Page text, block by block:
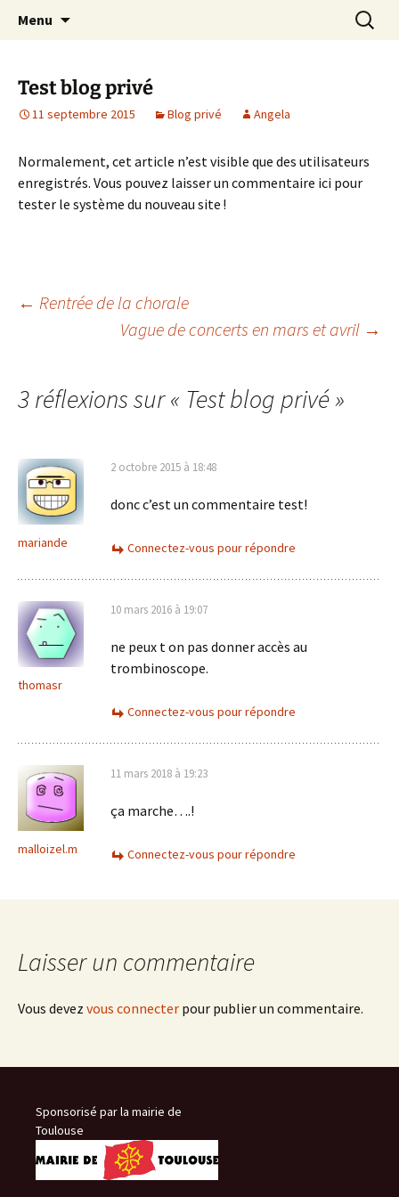
Il était une voix
Chorale de Rangueil
Menu
Test blog privé
11 septembre 2015 Blog privé Angela
Normalement, cet article n’est visible que des utilisateurs
enregistrés. Vous pouvez laisser un commentaire ici pour
tester le système du nouveau site !
Navigation
← Rentrée de la chorale
Vague de concerts en mars et avril →
3 réflexions sur « Test blog privé»
mariande
2 octobre 2015 à 18:48
donc c’est un commentaire test!
Connectez-vous pour répondre
thomasr
10 mars 2016 à 19:07
ne peux t on pas donner accès au
trombinoscope.
Connectez-vous pour répondre
malloizel.m
11 mars 2018 à 19:23
ça marche….!
Connectez-vous pour répondre
Laisser un commentaire
Vous devez vous connecter pour publier un commentaire.
Sponsorisé par la mairie de
Toulouse